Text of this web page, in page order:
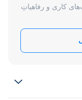
کاری و رفاهیاتِ